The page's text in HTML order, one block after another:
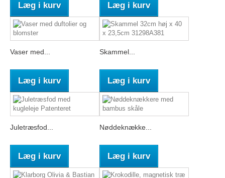
Læg i kurv Læg i kurv
Vaser med...
Læg i kurv
Skammel...
Læg i kurv
Juletræsfod...
Læg i kurv
Nøddeknække...
Læg i kurv